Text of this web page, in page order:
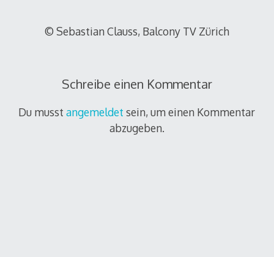
© Sebastian Clauss, Balcony TV Zürich
Schreibe einen Kommentar
Du musstangemeldet sein, um einen Kommentar
abzugeben.